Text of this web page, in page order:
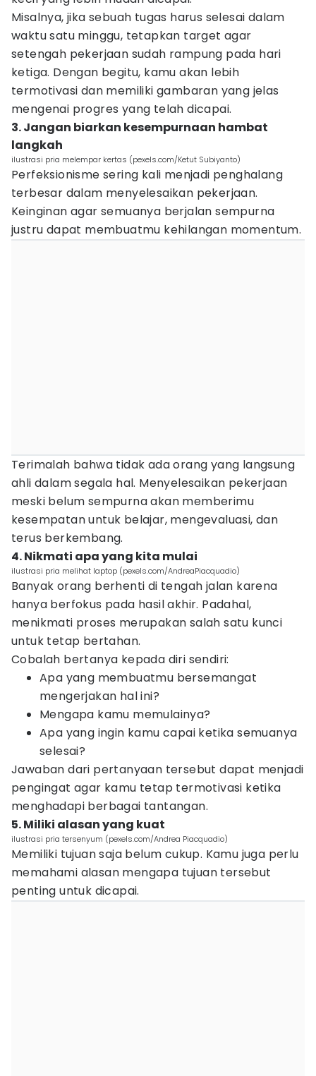
Misalnya, jika sebuah tugas harus selesai dalam
waktu satu minggu, tetapkan target agar
setengah pekerjaan sudah rampung pada hari
ketiga. Dengan begitu, kamu akan lebih
termotivasi dan memiliki gambaran yang jelas
mengenai progres yang telah dicapai.
3. Jangan biarkan kesempurnaan hambat
langkah
ilustrasi pria melempar kertas (pexels.com/Ketut Subiyanto)
Perfeksionisme sering kali menjadi penghalang
terbesar dalam menyelesaikan pekerjaan.
Keinginan agar semuanya berjalan sempurna
justru dapat membuatmu kehilangan momentum.
Terimalah bahwa tidak ada orang yang langsung
ahli dalam segala hal. Menyelesaikan pekerjaan
meski belum sempurna akan memberimu
kesempatan untuk belajar, mengevaluasi, dan
terus berkembang.
4. Nikmati apa yang kita mulai
ilustrasi pria melihat laptop (pexels.com/AndreaPiacquadio)
Banyak orang berhenti di tengah jalan karena
hanya berfokus pada hasil akhir. Padahal,
menikmati proses merupakan salah satu kunci
untuk tetap bertahan.
Cobalah bertanya kepada diri sendiri:
Apa yang membuatmu bersemangat
mengerjakan hal ini?
Mengapa kamu memulainya?
Apa yang ingin kamu capai ketika semuanya
selesai?
Jawaban dari pertanyaan tersebut dapat menjadi
pengingat agar kamu tetap termotivasi ketika
menghadapi berbagai tantangan.
5. Miliki alasan yang kuat
ilustrasi pria tersenyum (pexels.com/Andrea Piacquadio)
Memiliki tujuan saja belum cukup. Kamu juga perlu
memahami alasan mengapa tujuan tersebut
penting untuk dicapai.